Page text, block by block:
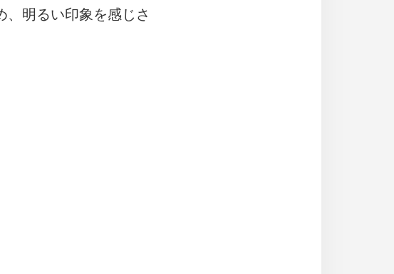
明るい印象を感じさ